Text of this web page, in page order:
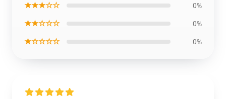
★★★☆☆ 0%
★★☆☆☆ 0%
★☆☆☆☆ 0%